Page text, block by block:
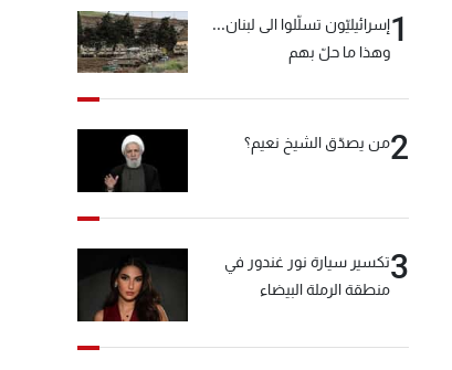
1إسرائيليّون تسلّلوا الى لبنان...
وهذا ما حلّ بهم
2من يصدّق الشيخ نعيم؟
3تكسير سيارة نور غندور في
منطقة الرملة البيضاء